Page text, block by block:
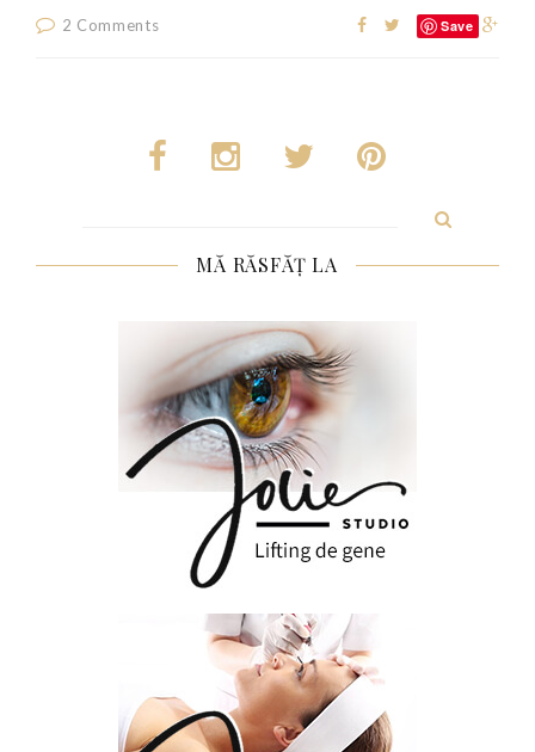
2 Comments Save
MĂ RĂSFĂȚ LA